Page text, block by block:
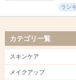
ラン
カテゴリ一覧
スキンケア
メイクアップ